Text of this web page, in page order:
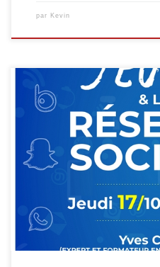
par Kevin
Ce jeudi 17 octobre 2019 à
Hautes Fagnes, Inforjeunes et
d’accueillir Yves Collard (expert
médias). Cette conférence-
comprendre les jeunes et les
des smartphones et des […]